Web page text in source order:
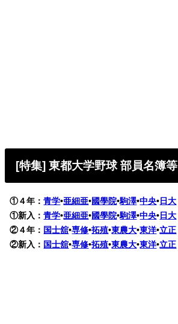
[特集] 東都大学野球 部員名簿等
①４年：青学•亜細亜•國學院•駒澤•中央•日大
①新入：青学•亜細亜•國學院•駒澤•中央•日大
②４年： 国士舘•専修•拓殖•東農大•東洋•立正
②新入： 国士舘•専修•拓殖•東農大•東洋•立正